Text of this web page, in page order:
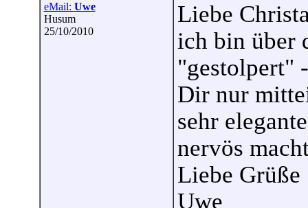
eMail: Uwe
Husum
25/10/2010
Liebe
ich bin über
"gestolpert"
Dir nur
sehr
nervös
Liebe Grüße
Uwe